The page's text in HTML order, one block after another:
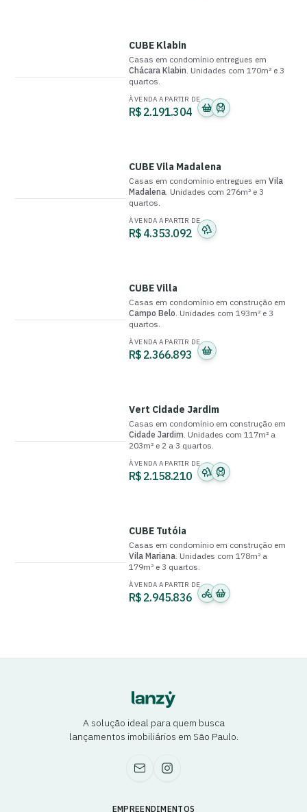
CUBE Klabin
Casas em condomínio entregues em
Chácara Klabin. Unidades com 170m²e 3
quartos.
À VENDA A PARTIR DE
R$ 2.191.304
CUBE Vila Madalena
Casas em condomínio entregues em Vila
Madalena. Unidades com 276m²e 3
quartos.
À VENDA A PARTIR DE
R$ 4.353.092
CUBE Villa
Casas em condomínio em construçãoem
Campo Belo. Unidades com 193m²e 3
quartos.
À VENDA A PARTIR DE
R$ 2.366.893
Vert Cidade Jardim
Casas em condomínio em construçãoem
Cidade Jardim. Unidades com 117m² a
203m²e 2 a 3 quartos.
À VENDA A PARTIR DE
R$ 2.158.210
CUBE Tutóia
Casas em condomínio em construçãoem
Vila Mariana. Unidades com 178m² a
179m²e 3 quartos.
À VENDA A PARTIR DE
R$ 2.945.836
A solução ideal para quem busca
lançamentos imobiliários em São Paulo.
EMPREENDIMENTOS